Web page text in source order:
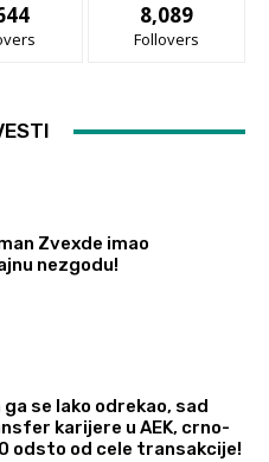
8,089
Follovers
Zvexde imao
nezgodu!
se lako odrekao, sad
karijere u AEK, crno-
odsto od cele transakcije!